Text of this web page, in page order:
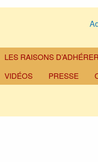
LES RAISONS
VIDÉOS
PRESSE